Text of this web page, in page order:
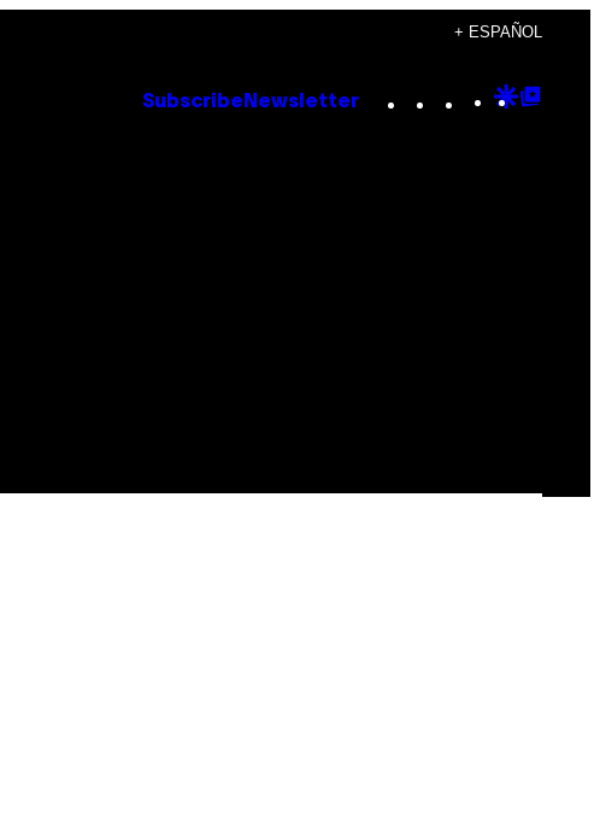
+ ESPAÑOL
Subscribe Newsletter Instagram
TikTok
YouTube
Google